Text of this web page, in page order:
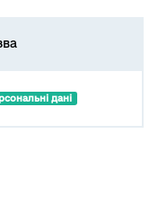
дані